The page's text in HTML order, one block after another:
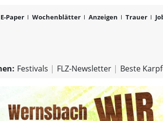
E-Paper Wochenblätter Anzeigen Trauer
Festivals FLZ-Newsletter Beste